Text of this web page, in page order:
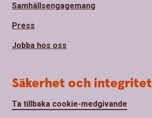
Samhällsengagemang
Press
Jobba hos oss
Säkerhet och integritet
Ta tillbaka cookie-medgivande